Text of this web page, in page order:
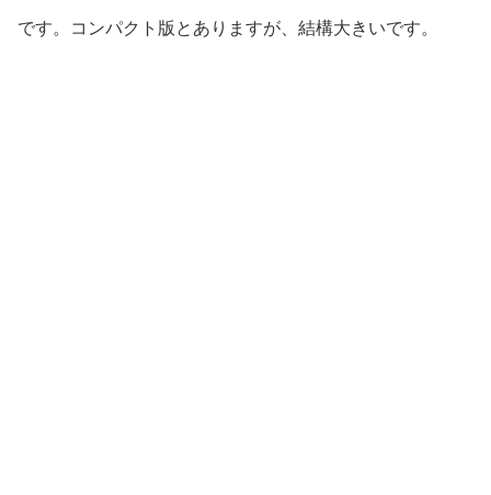
です。コンパクト版とありますが、結構大きいです。